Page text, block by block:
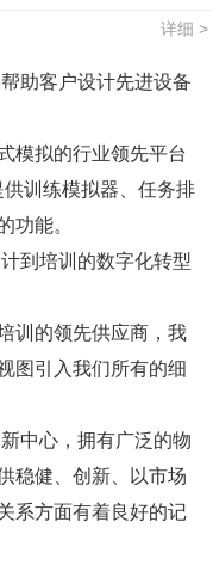
详细 >
助客户设计先进设备
模拟的行业领先平台
训练模拟器、任务排
功能。
到培训的数字化转型
训的领先供应商，我
图引入我们所有的细
中心，拥有广泛的物
稳健、创新、以市场
系方面有着良好的记